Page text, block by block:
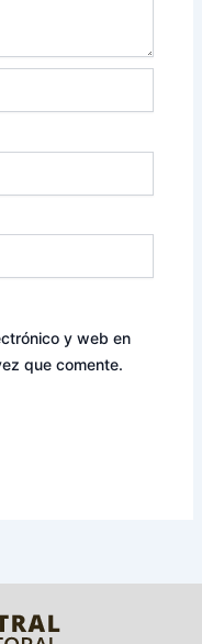
y web en
que comente.